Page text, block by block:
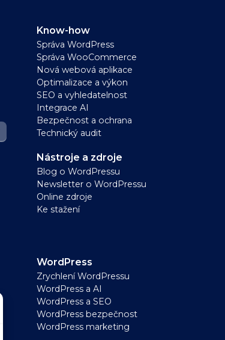
Know-how
Správa WordPress
Správa WooCommerce
Nová webová aplikace
Optimalizace a výkon
SEO a vyhledatelnost
Integrace AI
Bezpečnost a ochrana
Technický audit
Nástroje a zdroje
Blog o WordPressu
Newsletter o WordPressu
Online zdroje
Ke stažení
WordPress
Zrychlení WordPressu
WordPress a AI
WordPress a SEO
WordPress bezpečnost
WordPress marketing